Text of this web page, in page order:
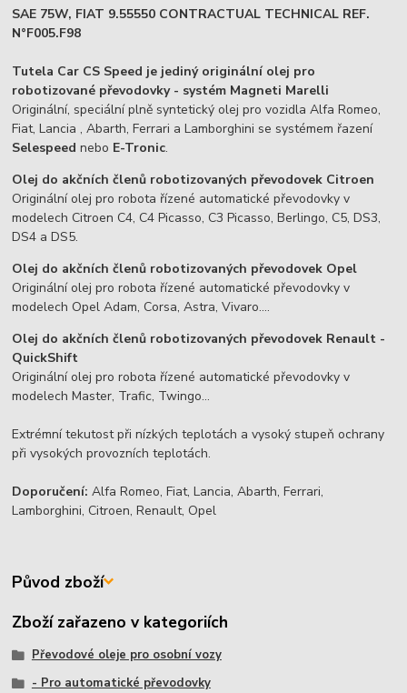
SAE 75W, FIAT 9.55550 CONTRACTUAL TECHNICAL REF.
N°F005.F98
Tutela Car CS Speed je jediný originální olej pro
robotizované převodovky - systém Magneti Marelli
Originální, speciální plně syntetický olej pro vozidla Alfa Romeo,
Fiat, Lancia , Abarth, Ferrari a Lamborghini se systémem řazení
Selespeed nebo E-Tronic.
Olej do akčních členů robotizovaných převodovek Citroen
Originální olej pro robota řízené automatické převodovky v
modelech Citroen C4, C4 Picasso, C3 Picasso, Berlingo, C5, DS3,
DS4 a DS5.
Olej do akčních členů robotizovaných převodovek Opel
Originální olej pro robota řízené automatické převodovky v
modelech Opel Adam, Corsa, Astra, Vivaro....
Olej do akčních členů robotizovaných převodovek Renault -
QuickShift
Originální olej pro robota řízené automatické převodovky v
modelech Master, Trafic, Twingo...
Extrémní tekutost při nízkých teplotách a vysoký stupeň ochrany
při vysokých provozních teplotách.
Doporučení: Alfa Romeo, Fiat, Lancia, Abarth, Ferrari,
Lamborghini, Citroen, Renault, Opel
Původ zboží
Zboží zařazeno v kategoriích
Převodové oleje pro osobní vozy
- Pro automatické převodovky